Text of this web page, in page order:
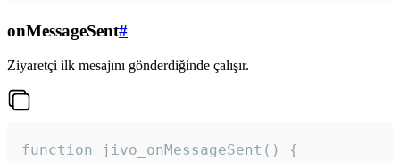
onMessageSent#
Ziyaretçi ilk mesajını gönderdiğinde çalışır.
function jivo_onMessageSent() {